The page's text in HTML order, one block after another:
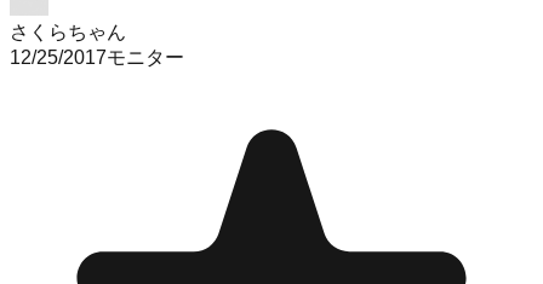
さくらちゃん
12/25/2017モニター